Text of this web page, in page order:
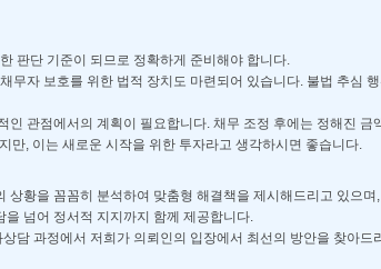
판단 기준이 되므로 정확하게 준비해야 합니다.
자 보호를 위한 법적 장치도 마련되어 있습니다. 불법 추심 행
관점에서의 계획이 필요합니다. 채무 조정 후에는 정해진 금
만, 이는 새로운 시작을 위한 투자라고 생각하시면 좋습니다.
황을 꼼꼼히 분석하여 맞춤형 해결책을 제시해드리고 있으며
넘어 정서적 지지까지 함께 제공합니다.
담 과정에서 저희가 의뢰인의 입장에서 최선의 방안을 찾아드